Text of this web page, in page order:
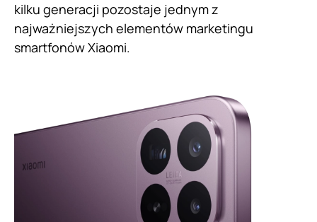
kilku generacji pozostaje jednym z
najważniejszych elementów marketingu
smartfonów Xiaomi.